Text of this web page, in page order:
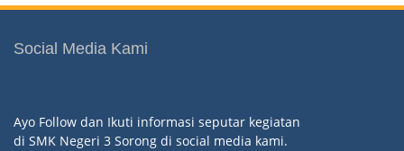
Social Media Kami
Ayo Follow dan Ikuti informasi seputar kegiatan
di SMK Negeri 3 Sorong di social media kami.